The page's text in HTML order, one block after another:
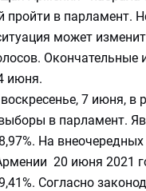
пройти в парламент.
может
Окончательные
июня.
7 июня, в
в парламент.
На
20 июня 2021
Согласно